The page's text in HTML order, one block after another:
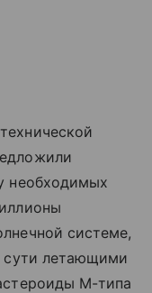
необходимых
системе,
сути летающими
М-типа